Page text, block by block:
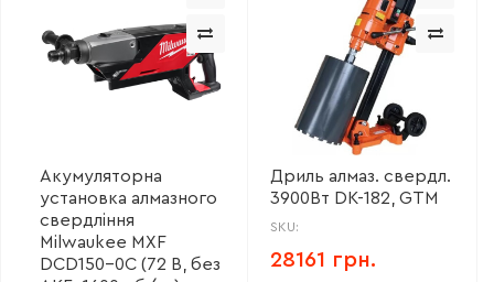
Акумуляторна
установка алмазного
свердління
Milwaukee MXF
DCD150-0C (72 В, без
Дриль алмаз. свердл.
3900Вт DK-182, GTM
SKU:
28161 грн.